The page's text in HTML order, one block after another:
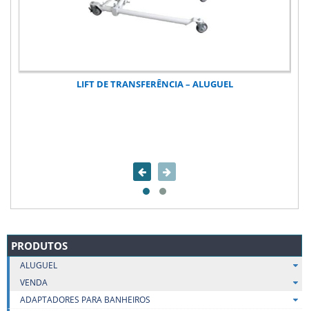
LIFT DE TRANSFERÊNCIA – ALUGUEL
PRODUTOS
ALUGUEL
VENDA
ADAPTADORES PARA BANHEIROS